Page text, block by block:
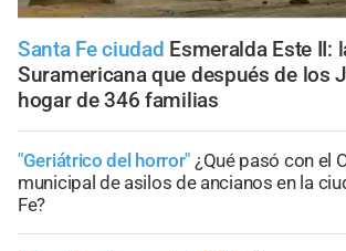
Santa Fe ciudad Esmeralda Este II:
Suramericana que después de los
hogar de 346 familias
"Geriátrico del horror" ¿Qué pasó con el
municipal de asilos de ancianos en la
Fe?